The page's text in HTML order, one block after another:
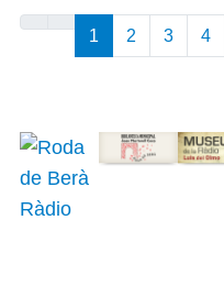
Articles
1 2 3 4